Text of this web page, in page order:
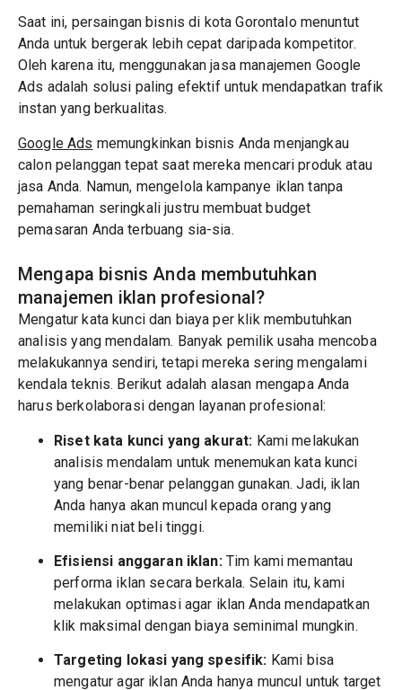
Saat ini, persaingan bisnis di kota Gorontalo menuntut
Anda untuk bergerak lebih cepat daripada kompetitor.
Oleh karena itu, menggunakan jasa manajemen Google
Ads adalah solusi paling efektif untuk mendapatkan trafik
instan yang berkualitas.
Google Ads memungkinkan bisnis Anda menjangkau
calon pelanggan tepat saat mereka mencari produk atau
jasa Anda. Namun, mengelola kampanye iklan tanpa
pemahaman seringkali justru membuat budget
pemasaran Anda terbuang sia-sia.
Mengapa bisnis Anda membutuhkan
manajemen iklan profesional?
Mengatur kata kunci dan biaya per klik membutuhkan
analisis yang mendalam. Banyak pemilik usaha mencoba
melakukannya sendiri, tetapi mereka sering mengalami
kendala teknis. Berikut adalah alasan mengapa Anda
harus berkolaborasi dengan layanan profesional:
Riset kata kunci yang akurat: Kami melakukan
analisis mendalam untuk menemukan kata kunci
yang benar-benar pelanggan gunakan. Jadi, iklan
Anda hanya akan muncul kepada orang yang
memiliki niat beli tinggi.
Efisiensi anggaran iklan:Tim kami memantau
performa iklan secara berkala. Selain itu, kami
melakukan optimasi agar iklan Anda mendapatkan
klik maksimal dengan biaya seminimal mungkin.
Targeting lokasi yang spesifik: Kami bisa
mengatur agar iklan Anda hanya muncul untuk target